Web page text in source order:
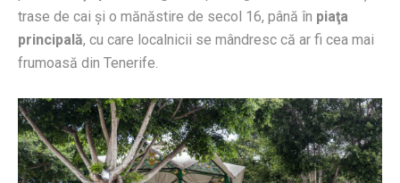
trase de cai şi o mănăstire de secol 16, până în piaţa
principală, cu care localnicii se mândresc că ar fi cea mai
frumoasă din Tenerife.